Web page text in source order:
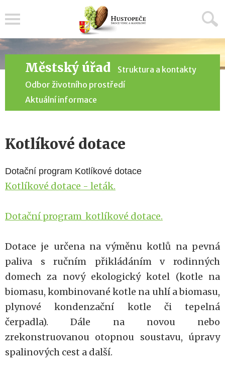
Městský úřad
Struktura a kontakty
Odbor životního prostředí
Aktuální informace
Kotlíkové dotace
Dotační program Kotlíkové dotace
Kotlíkové dotace - leták.
Dotační program_kotlíkové dotace.
Dotace je určena na výměnu kotlů na pevná
paliva s ručním přikládáním v rodinných
domech za nový ekologický kotel (kotle na
biomasu, kombinované kotle na uhlí a biomasu,
plynové kondenzační kotle či tepelná
čerpadla). Dále na novou nebo
zrekonstruovanou otopnou soustavu, úpravy
spalinových cest a další.